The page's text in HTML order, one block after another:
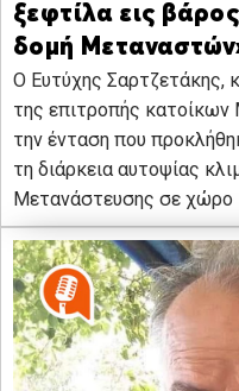
ξεφτίλα εις
δομή
Ο Ευτύχης Σαρτζετάκης,
της επιτροπής κατοίκων
την ένταση που
τη διάρκεια αυτοψίας
Μετανάστευσης σε χώρο